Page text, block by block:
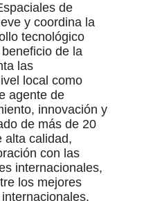
de
y coordina la
tecnológico
de la
las
local como
agente de
innovación y
de más de 20
alta calidad,
con las
internacionales,
los mejores